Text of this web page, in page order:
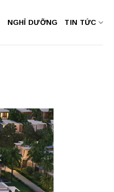
NGHỈ DƯỠNG TIN TỨC